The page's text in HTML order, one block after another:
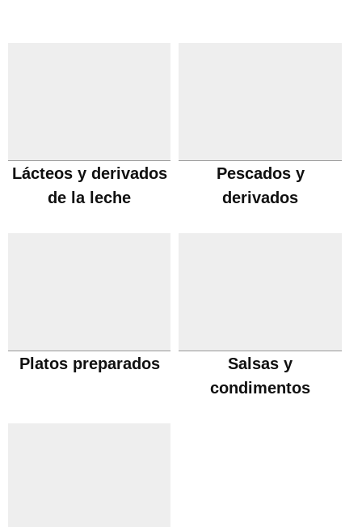
Lácteos y derivados
de la leche
Pescados y
derivados
Platos preparados
Salsas y
condimentos